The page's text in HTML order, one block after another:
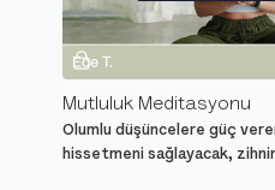
Mutluluk Meditasyonu
Olumlu düşüncelere güç
hissetmeni sağlayacak,